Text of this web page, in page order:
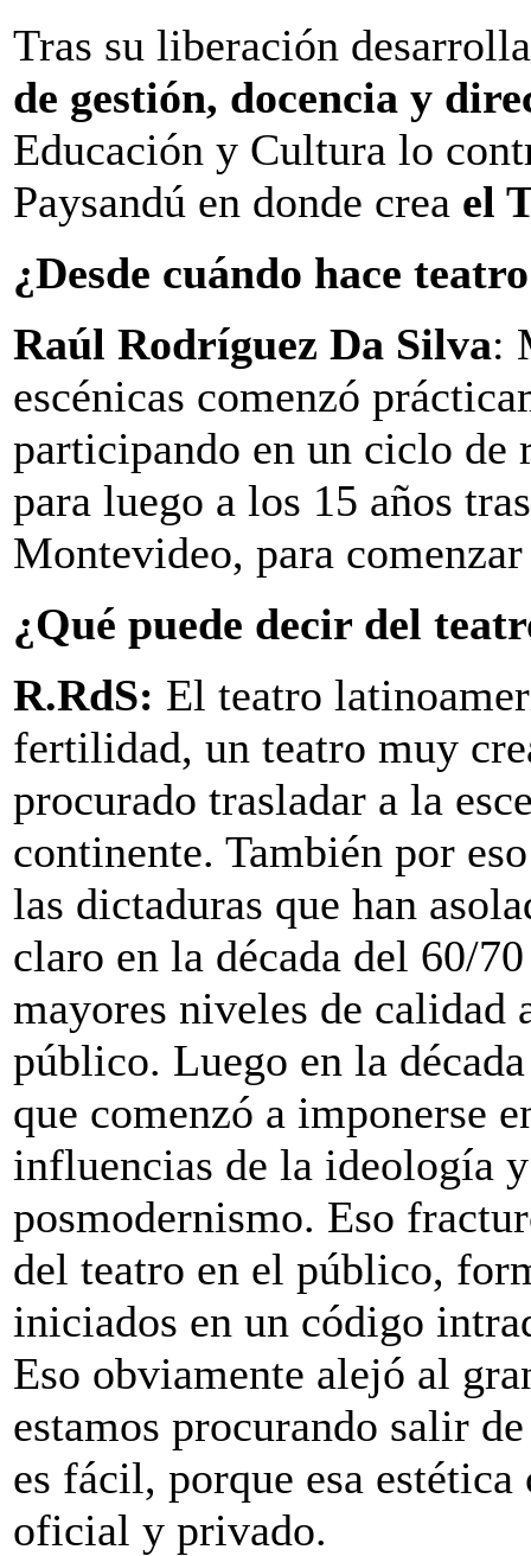
Tras su liberación
de gestión, docencia y
Educación y Cultura lo
Paysandú en donde crea el
¿Desde cuándo hace
Raúl Rodríguez Da Silva:
escénicas comenzó
participando en un ciclo de
para luego a los 15 años
Montevideo, para
¿Qué puede decir del
R.RdS: El teatro
fertilidad, un teatro muy
procurado trasladar a la
continente. También por
las dictaduras que han
claro en la década del 60/
mayores niveles de
público. Luego en la
que comenzó a imponerse
influencias de la ideología
posmodernismo. Eso
del teatro en el público,
iniciados en un código
Eso obviamente alejó al
estamos procurando salir
es fácil, porque esa
oficial y privado.